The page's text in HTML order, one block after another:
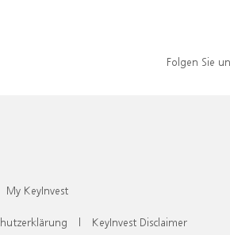
Folgen Sie
My KeyInvest
| KeyInvest Disclaimer